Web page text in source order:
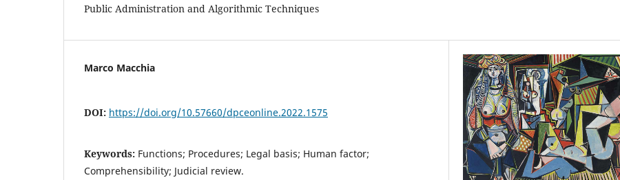
Public Administration and Algorithmic Techniques
Marco Macchia
DOI: https://doi.org/10.57660/dpceonline.2022.1575
Keywords: Functions; Procedures; Legal basis; Human factor;
Comprehensibility; Judicial review.